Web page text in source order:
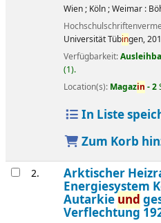
Wien ; Köln ; Weimar :
Universität Tübingen,
Verfügbarkeit:
(1).
Location(s): Magazin - 2
In Liste
Zum Korb
2. Arktischer
Energiesystem
Autarkie und
Verflechtung